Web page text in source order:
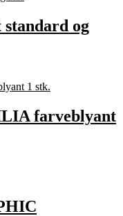
og
farveblyant